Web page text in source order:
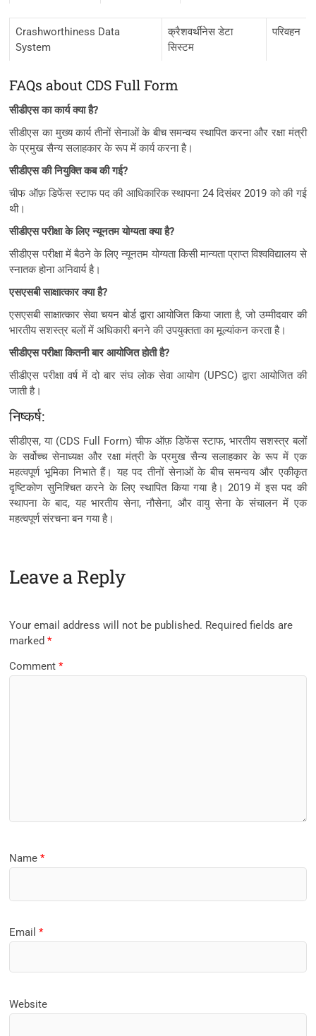
Crashworthiness Data
System
क्रैशवर्थीनेस डेटा
सिस्टम
परिवहन
FAQs about CDS Full Form
सीडीएस का कार्य क्या है?
सीडीएस का मुख्य कार्य तीनों सेनाओं के बीच समन्वय स्थापित करना और रक्षा मंत्री
के प्रमुख सैन्य सलाहकार के रूप में कार्य करना है।
सीडीएस की नियुक्ति कब की गई?
चीफ ऑफ़ डिफेंस स्टाफ पद की आधिकारिक स्थापना 24 दिसंबर 2019 को की गई
थी।
सीडीएस परीक्षा के लिए न्यूनतम योग्यता क्या है?
सीडीएस परीक्षा में बैठने के लिए न्यूनतम योग्यता किसी मान्यता प्राप्त विश्वविद्यालय से
स्नातक होना अनिवार्य है।
एसएसबी साक्षात्कार क्या है?
एसएसबी साक्षात्कार सेवा चयन बोर्ड द्वारा आयोजित किया जाता है, जो उम्मीदवार की
भारतीय सशस्त्र बलों में अधिकारी बनने की उपयुक्तता का मूल्यांकन करता है।
सीडीएस परीक्षा कितनी बार आयोजित होती है?
सीडीएस परीक्षा वर्ष में दो बार संघ लोक सेवा आयोग (UPSC) द्वारा आयोजित की
जाती है।
निष्कर्ष:
सीडीएस, या (CDS Full Form) चीफ ऑफ़ डिफेंस स्टाफ, भारतीय सशस्त्र बलों
के सर्वोच्च सेनाध्यक्ष और रक्षा मंत्री के प्रमुख सैन्य सलाहकार के रूप में एक
महत्वपूर्ण भूमिका निभाते हैं। यह पद तीनों सेनाओं के बीच समन्वय और एकीकृत
दृष्टिकोण सुनिश्चित करने के लिए स्थापित किया गया है। 2019 में इस पद की
स्थापना के बाद, यह भारतीय सेना, नौसेना, और वायु सेना के संचालन में एक
महत्वपूर्ण संरचना बन गया है।
Leave a Reply
Your email address will not be published. Required fields are
marked*
Comment*
Name*
Email*
Website